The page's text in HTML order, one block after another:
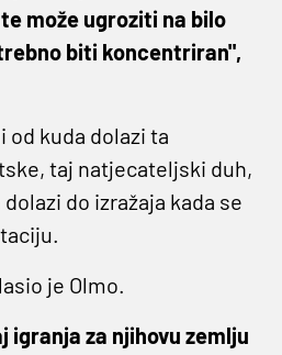
može ugroziti na bilo
biti koncentriran",
od kuda dolazi ta
taj natjecateljski duh,
do izražaja kada se
je Olmo.
igranja za njihovu zemlju